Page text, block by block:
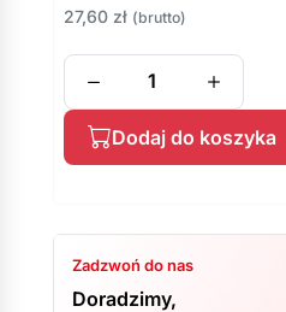
27,60 zł (brutto)
Dodaj do koszyka
Zadzwoń do nas
Doradzimy,